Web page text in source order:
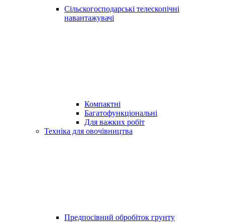
Сільскогосподарські телескопічні
навантажувачі
Компактні
Багатофункціональні
Для важких робіт
Техніка для овочівництва
Предпосівний обробіток грунту